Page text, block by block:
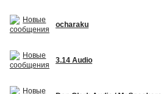
ocharaku
3.14 Audio